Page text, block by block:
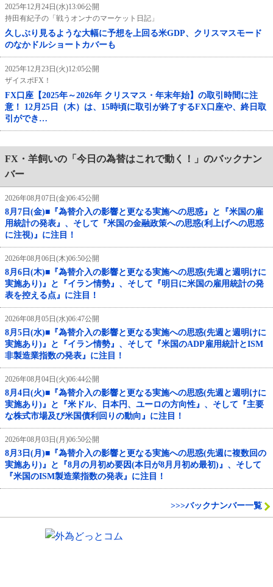
2025年12月24日(水)13:06公開
持田有紀子の「戦うオンナのマーケット日記」
久しぶり見るような大幅に予想を上回る米GDP、クリスマスモード
のなかドルショートカバーも
2025年12月23日(火)12:05公開
ザイスポFX！
FX口座【2025年～2026年 クリスマス・年末年始】の取引時間に注
意！ 12月25日（木）は、15時頃に取引が終了するFX口座や、終日取
引ができ…
FX・羊飼いの「今日の為替はこれで動く！」のバックナン
バー
2026年08月07日(金)06:45公開
8月7日(金)■『為替介入の影響と更なる実施への思惑』と『米国の雇
用統計の発表』、そして『米国の金融政策への思惑(利上げへの思惑
に注視)』に注目！
2026年08月06日(木)06:50公開
8月6日(木)■『為替介入の影響と更なる実施への思惑(先週と週明けに
実施あり)』と『イラン情勢』、そして『明日に米国の雇用統計の発
表を控える点』に注目！
2026年08月05日(水)06:47公開
8月5日(水)■『為替介入の影響と更なる実施への思惑(先週と週明けに
実施あり)』と『イラン情勢』、そして『米国のADP雇用統計とISM
非製造業指数の発表』に注目！
2026年08月04日(火)06:44公開
8月4日(火)■『為替介入の影響と更なる実施への思惑(先週と週明けに
実施あり)』と『米ドル、日本円、ユーロの方向性』、そして『主要
な株式市場及び米国債利回りの動向』に注目！
2026年08月03日(月)06:50公開
8月3日(月)■『為替介入の影響と更なる実施への思惑(先週に複数回の
実施あり)』と『8月の月初め要因(本日が8月月初め最初)』、そして
『米国のISM製造業指数の発表』に注目！
>>>バックナンバー一覧